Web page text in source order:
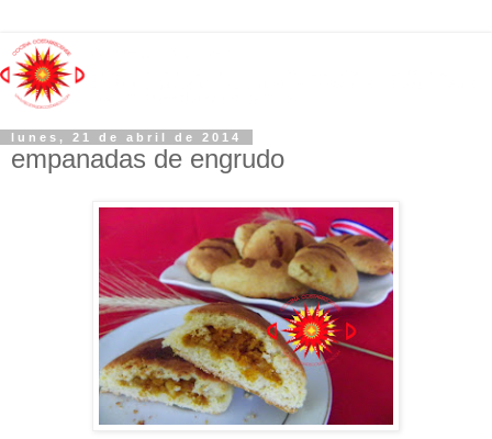
lunes, 21 de abril de 2014
empanadas de engrudo